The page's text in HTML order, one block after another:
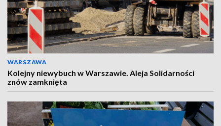
WARSZAWA
Kolejny niewybuch w Warszawie. Aleja Solidarności
znów zamknięta